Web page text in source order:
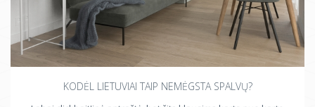
KODĖL LIETUVIAI TAIP NEMĖGSTA SPALVŲ?